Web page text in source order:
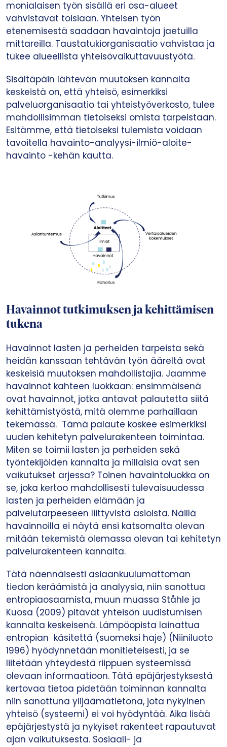
monialaisen työn sisällä eri osa-alueet
vahvistavat toisiaan. Yhteisen työn
etenemisestä saadaan havaintoja jaetuilla
mittareilla. Taustatukiorganisaatio vahvistaa ja
tukee alueellista yhteisövaikuttavuustyötä.
Sisältäpäin lähtevän muutoksen kannalta
keskeistä on, että yhteisö, esimerkiksi
palveluorganisaatio tai yhteistyöverkosto, tulee
mahdollisimman tietoiseksi omista tarpeistaan.
Esitämme, että tietoiseksi tulemista voidaan
tavoitella havainto-analyysi-ilmiö-aloite-
havainto -kehän kautta.
Havainnot tutkimuksen ja kehittämisen
tukena
Havainnot lasten ja perheiden tarpeista sekä
heidän kanssaan tehtävän työn ääreltä ovat
keskeisiä muutoksen mahdollistajia. Jaamme
havainnot kahteen luokkaan: ensimmäisenä
ovat havainnot, jotka antavat palautetta siitä
kehittämistyöstä, mitä olemme parhaillaan
tekemässä. Tämä palaute koskee esimerkiksi
uuden kehitetyn palvelurakenteen toimintaa.
Miten se toimii lasten ja perheiden sekä
työntekijöiden kannalta ja millaisia ovat sen
vaikutukset arjessa? Toinen havaintoluokka on
se, joka kertoo mahdollisesti tulevaisuudessa
lasten ja perheiden elämään ja
palvelutarpeeseen liittyvistä asioista. Näillä
havainnoilla ei näytä ensi katsomalta olevan
mitään tekemistä olemassa olevan tai kehitetyn
palvelurakenteen kannalta.
Tätä näennäisesti asiaankuulumattoman
tiedon keräämistä ja analyysia, niin sanottua
entropiaosaamista, muun muassa Ståhle ja
Kuosa (2009) pitävät yhteisön uudistumisen
kannalta keskeisenä. Lämpöopista lainattua
entropian käsitettä (suomeksi haje) (Niiniluoto
1996) hyödynnetään monitieteisesti, ja se
liitetään yhteydestä riippuen systeemissä
olevaan informaatioon. Tätä epäjärjestyksestä
kertovaa tietoa pidetään toiminnan kannalta
niin sanottuna ylijäämätietona, jota nykyinen
yhteisö (systeemi) ei voi hyödyntää. Aika lisää
epäjärjestystä ja nykyiset rakenteet rapautuvat
ajan vaikutuksesta. Sosiaali- ja